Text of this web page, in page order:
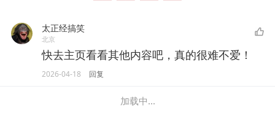
太正经搞笑
北京
快去主页看看其他内容吧，真的很难不爱！
2026-04-18 回复
加载中...